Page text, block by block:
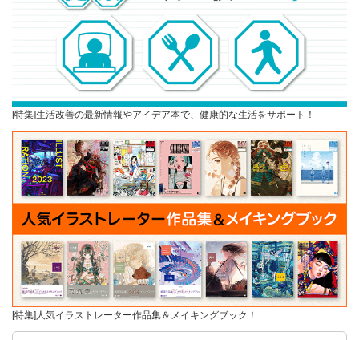
[特集]生活改善の最新情報やアイデア本で、健康的な生活をサポート！
[特集]人気イラストレーター作品集＆メイキングブック！